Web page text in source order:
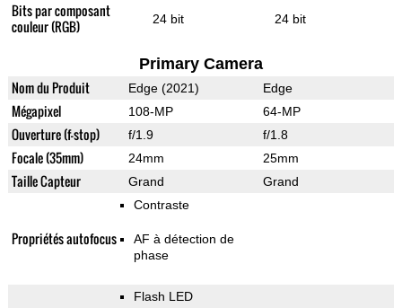
Bits par composant
couleur (RGB)
24 bit 24 bit
Primary Camera
Nom du Produit Edge (2021) Edge
Mégapixel 108-MP 64-MP
Ouverture (f-stop) f/1.9 f/1.8
Focale (35mm) 24mm 25mm
Taille Capteur Grand Grand
Propriétés autofocus
Contraste
AF à détection de
phase
Flash LED